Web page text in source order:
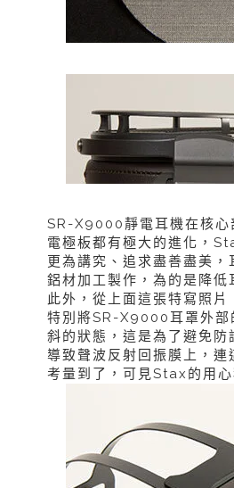
SR-X9000靜電耳機在核心
電極板都有極大的進化，
更為講究、追求盡善盡美，
鋁材加工製作，為的是降低
此外，從上面這張特寫照
特別將SR-X9000耳罩外部
斜的狀態，這是為了避免防
導致聲波反射回振膜上，連
考量到了，可見Stax的用心